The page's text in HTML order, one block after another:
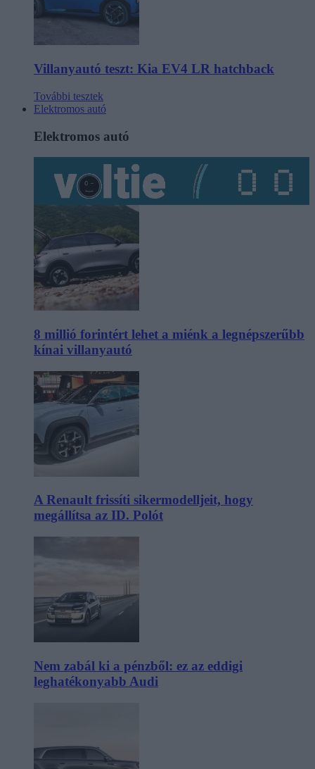
Villanyautó teszt: Kia EV4 LR hatchback
További tesztek
Elektromos autó
Elektromos autó
8 millió forintért lehet a miénk a legnépszerűbb
kínai villanyautó
A Renault frissíti sikermodelljeit, hogy
megállítsa az ID. Polót
Nem zabál ki a pénzből: ez az eddigi
leghatékonyabb Audi